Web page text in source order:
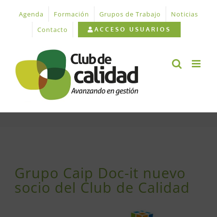
contenido
Agenda Formación Grupos de Trabajo
Noticias
Contacto
ACCESO USUARIOS
imagen
más
grande
Grupo Caip Doc-it nuevo
socio del Club de Calidad